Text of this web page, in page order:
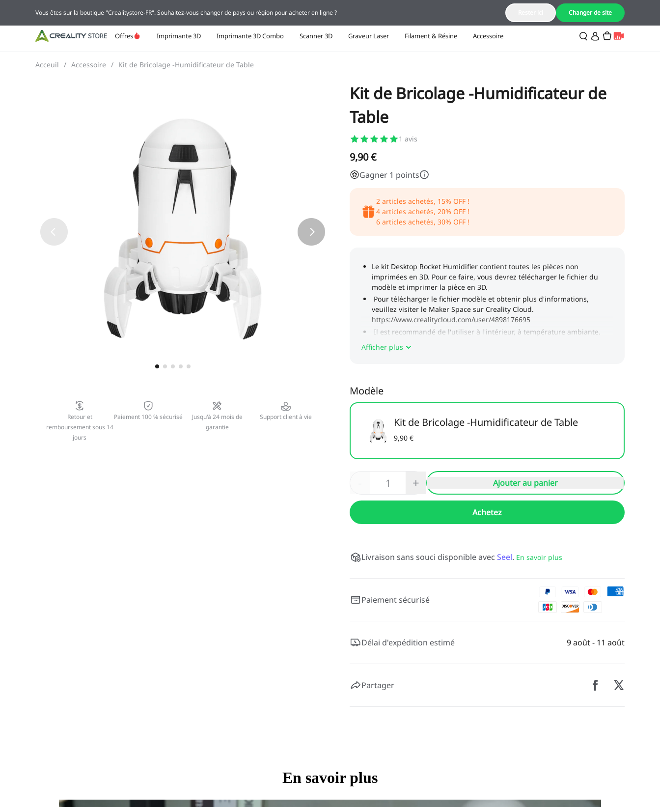
FR(Français)
Offres Imprimante 3D Imprimante 3D Combo Scanner 3D Graveur Laser Filament & Résine Accessoire
Acceuil / Accessoire / Kit de Bricolage -Humidificateur de Table
Retour et
remboursement sous 14
jours
Paiement 100 % sécurisé
Jusqu'à 24 mois de
garantie
Support client à vie
Kit de Bricolage -Humidificateur de
Table
1 avis
9,90 €
Gagner 1 points
2 articles achetés, 15% OFF !
4 articles achetés,20% OFF !
6 articles achetés,30% OFF !
Afficher plus
Modèle
Kit de Bricolage -Humidificateur de Table
9,90 €
+ Ajouter au panier
Achetez
Livraison sans souci disponible avec Seel. En savoir plus
Paiement sécurisé
Délai d'expédition estimé 9 août - 11 août
Partager
En savoir plus
Vous êtes sur la boutique "Crealitystore-FR". Souhaitez-vous changer de pays ou région pour acheter en ligne ? Changer de site